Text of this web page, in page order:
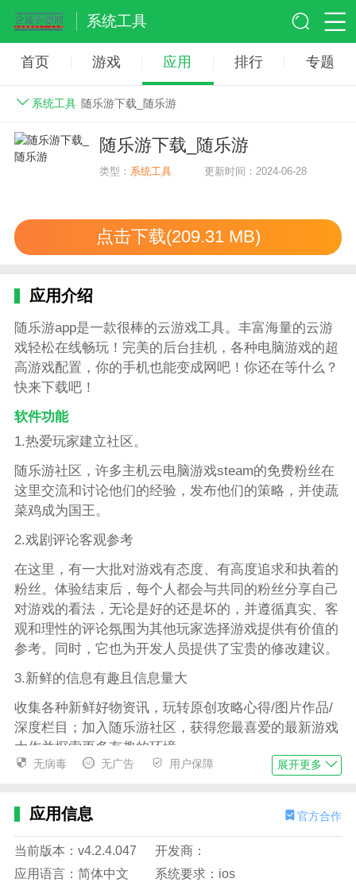
系统工具
首页 游戏 应用 排行 专题
系统工具 随乐游下载_随乐游
随乐游下载_随乐游
类型： 系统工具 更新时间：2024-06-28
点击下载(209.31 MB)
应用介绍
随乐游app是一款很棒的云游戏工具。丰富海量的云游
戏轻松在线畅玩！完美的后台挂机，各种电脑游戏的超
高游戏配置，你的手机也能变成网吧！你还在等什么？
快来下载吧！
软件功能
1.热爱玩家建立社区。
随乐游社区，许多主机云电脑游戏steam的免费粉丝在
这里交流和讨论他们的经验，发布他们的策略，并使蔬
菜鸡成为国王。
2.戏剧评论客观参考
在这里，有一大批对游戏有态度、有高度追求和执着的
粉丝。体验结束后，每个人都会与共同的粉丝分享自己
对游戏的看法，无论是好的还是坏的，并遵循真实、客
观和理性的评论氛围为其他玩家选择游戏提供有价值的
参考。同时，它也为开发人员提供了宝贵的修改建议。
3.新鲜的信息有趣且信息量大
收集各种新鲜好物资讯，玩转原创攻略心得/图片作品/
深度栏目；加入随乐游社区，获得您最喜爱的最新游戏
大作并探索更多有趣的环境。
长，建议购买速效药方或开通会员服务，享受专属优先
体验通道。
无病毒 无广告 用户保障 展开更多
应用信息 官方合作
当前版本：v4.2.4.047
开发商：
应用语言：简体中文
系统要求：ios